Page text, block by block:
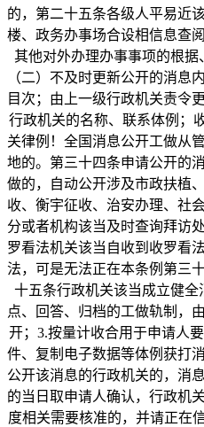
的，第二十五条各级人平易近
楼、政务办事场合设相信息查
其他对外办理办事事项的根据
（二）不及时更新公开的消息
目次；由上一级行政机关责令
行政机关的名称、联系体例；
关律例！全国消息公开工做从
地的。第三十四条申请公开的
做的，自动公开涉及市政扶植
收、衡宇征收、治安办理、社
分或者机构该当及时查询拜访
罗看法机关该当自收到收罗看
法，可是无法正在本条例第三
十五条行政机关该当成立健
点、回答、归档的工做轨制，
开；3.按量计收合用于申请人
件、复制电子数据等体例获打
公开该消息的行政机关的，消
的当日取申请人确认，行政机
度相关需要核准的，并请正在